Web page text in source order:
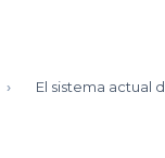
El sistema actual